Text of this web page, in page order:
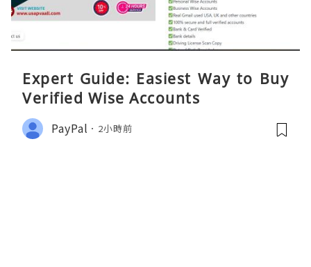
Expert Guide: Easiest Way to Buy
Verified Wise Accounts
PayPal 2小時前